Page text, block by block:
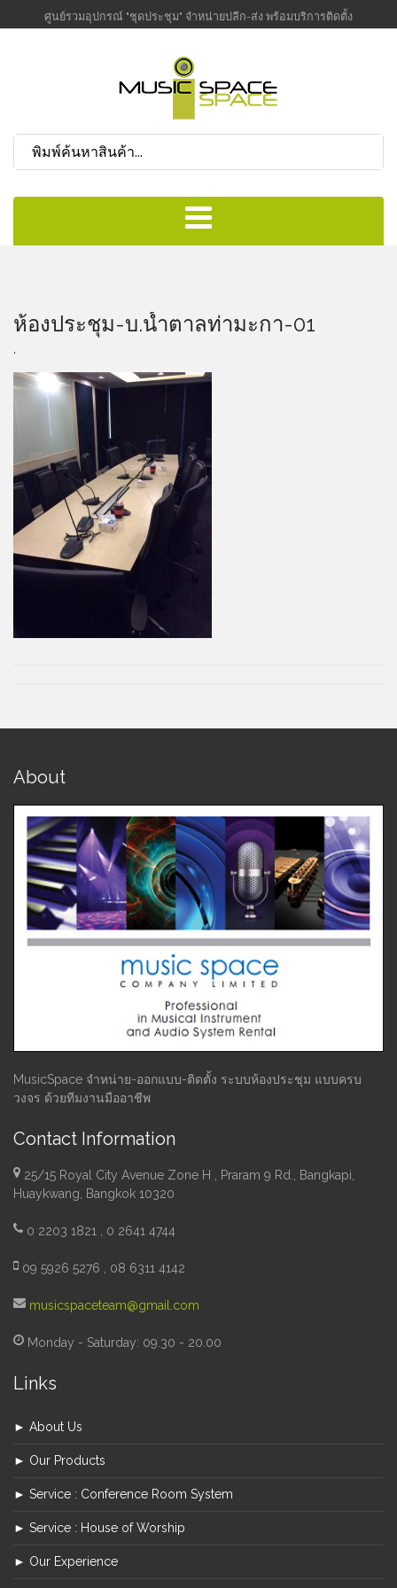
ศูนย์รวมอุปกรณ์ "ชุดประชุม" จำหน่ายปลีก-ส่ง พร้อมบริการติดตั้ง
ห้องประชุม-บ.น้ำตาลท่ามะกา-01
About
MusicSpace จำหน่าย-ออกแบบ-ติดตั้ง ระบบห้องประชุม แบบครบ
วงจร ด้วยทีมงานมืออาชีพ
Contact Information
25/15 Royal City Avenue Zone H , Praram 9 Rd., Bangkapi,
Huaykwang, Bangkok 10320
0 2203 1821 , 0 2641 4744
09 5926 5276 , 08 6311 4142
musicspaceteam@gmail.com
Monday - Saturday: 09.30 - 20.00
Links
► About Us
► Our Products
► Service : Conference Room System
► Service : House of Worship
► Our Experience